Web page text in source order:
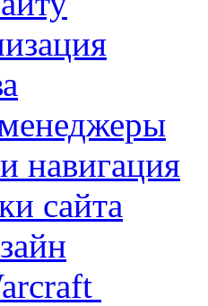
навигация
сайта